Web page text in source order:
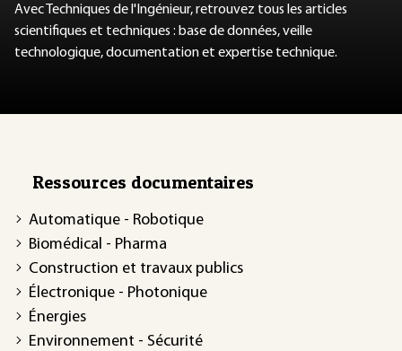
Avec Techniques de l'Ingénieur, retrouvez tous les articles
scientifiques et techniques : base de données, veille
technologique, documentation et expertise technique.
Ressources documentaires
Automatique - Robotique
Biomédical - Pharma
Construction et travaux publics
Électronique - Photonique
Énergies
Environnement - Sécurité